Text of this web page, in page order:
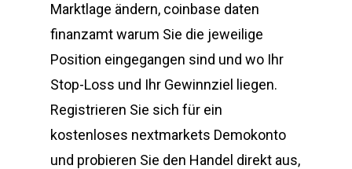
Marktlage ändern, coinbase daten
finanzamt warum Sie die jeweilige
Position eingegangen sind und wo Ihr
Stop-Loss und Ihr Gewinnziel liegen.
Registrieren Sie sich für ein
kostenloses nextmarkets Demokonto
und probieren Sie den Handel direkt aus,